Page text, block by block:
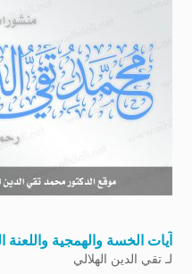
آيات الخسة والهمجية واللعنة
لـتقي الدين الهلالي